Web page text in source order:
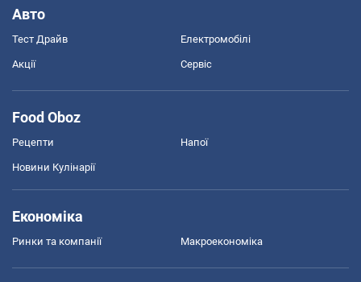
Авто
Тест Драйв Електромобілі
Акції Сервіс
Food Oboz
Рецепти Напої
Новини Кулінарії
Економіка
Ринки та компанії Макроекономіка